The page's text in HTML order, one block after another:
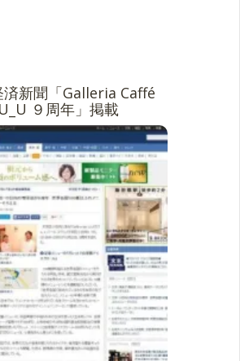
済新聞「Galleria Caffé
U_U ９周年」掲載